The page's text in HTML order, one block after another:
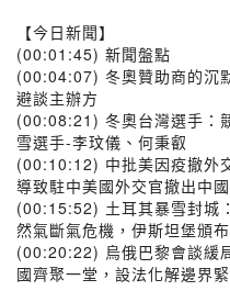
【今日新聞】
(00:01:45) 新聞盤點
(00:04:07) 冬奧贊助商的沉
避談主辦方
(00:08:21) 冬奧台灣選手：
雪選手-李玟儀、何秉叡
(00:10:12) 中批美因疫撤外
導致駐中美國外交官撤出中
(00:15:52) 土耳其暴雪封城
然氣斷氣危機，伊斯坦堡頒布
(00:20:22) 烏俄巴黎會談緩
國齊聚一堂，設法化解邊界